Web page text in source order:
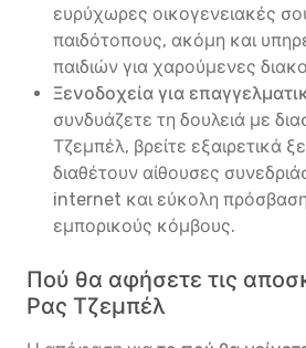
ευρύχωρες οικογενειακές
παιδότοπους, ακόμη και
παιδιών για χαρούμενες
Ξενοδοχεία για
συνδυάζετε τη δουλειά με
Τζεμπέλ, βρείτε εξαιρετικά
διαθέτουν αίθουσες
internet και εύκολη
εμπορικούς κόμβους.
Πού θα αφήσετε τις
Ρας Τζεμπέλ